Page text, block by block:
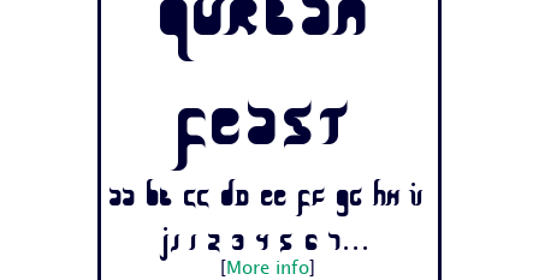
Feast
Aa Bb Cc Dd Ee Ff Gg Hh Ii
Jj 1 2 3 4 5 6 7...
More info]